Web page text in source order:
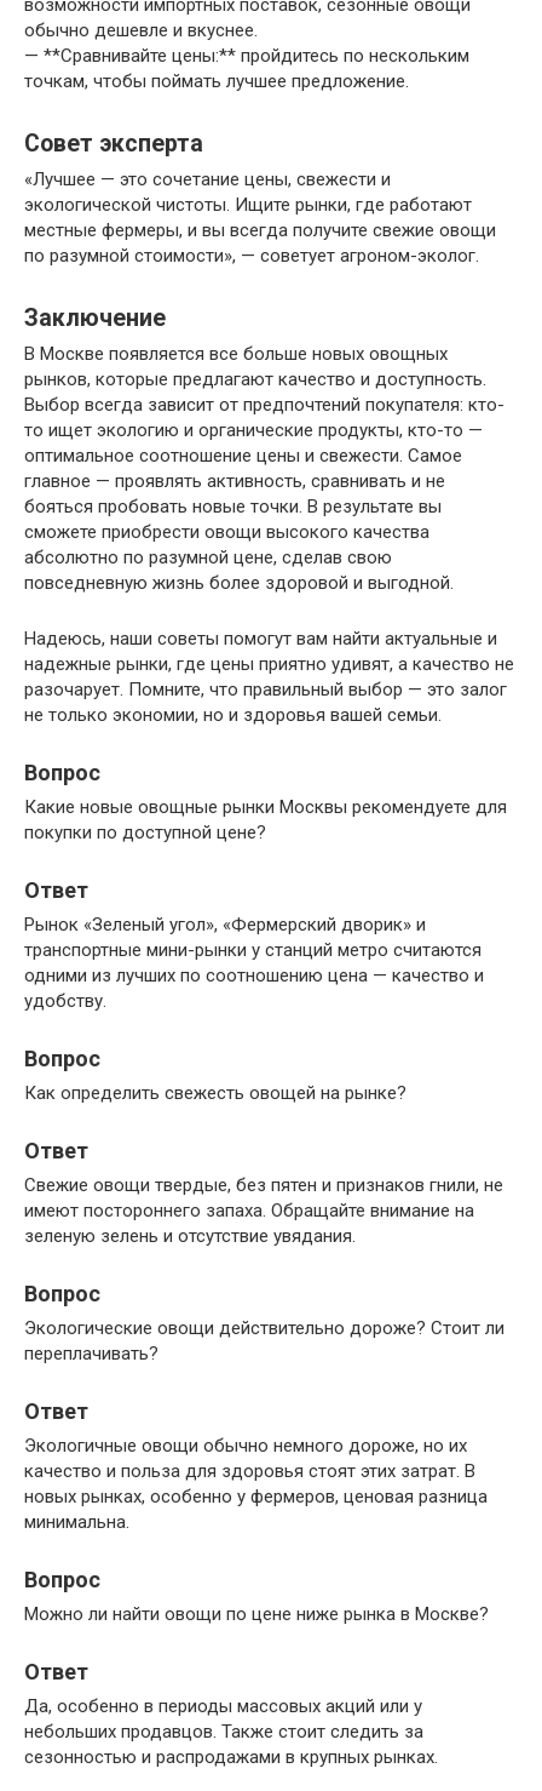
возможности импортных поставок, сезонные овощи
обычно дешевле и вкуснее.
— **Сравнивайте цены:** пройдитесь по нескольким
точкам, чтобы поймать лучшее предложение.
Совет эксперта
«Лучшее — это сочетание цены, свежести и
экологической чистоты. Ищите рынки, где работают
местные фермеры, и вы всегда получите свежие овощи
по разумной стоимости», — советует агроном-эколог.
Заключение
В Москве появляется все больше новых овощных
рынков, которые предлагают качество и доступность.
Выбор всегда зависит от предпочтений покупателя: кто-
то ищет экологию и органические продукты, кто-то —
оптимальное соотношение цены и свежести. Самое
главное — проявлять активность, сравнивать и не
бояться пробовать новые точки. В результате вы
сможете приобрести овощи высокого качества
абсолютно по разумной цене, сделав свою
повседневную жизнь более здоровой и выгодной.
Надеюсь, наши советы помогут вам найти актуальные и
надежные рынки, где цены приятно удивят, а качество не
разочарует. Помните, что правильный выбор — это залог
не только экономии, но и здоровья вашей семьи.
Вопрос
Какие новые овощные рынки Москвы рекомендуете для
покупки по доступной цене?
Ответ
Рынок «Зеленый угол», «Фермерский дворик» и
транспортные мини-рынки у станций метро считаются
одними из лучших по соотношению цена — качество и
удобству.
Вопрос
Как определить свежесть овощей на рынке?
Ответ
Свежие овощи твердые, без пятен и признаков гнили, не
имеют постороннего запаха. Обращайте внимание на
зеленую зелень и отсутствие увядания.
Вопрос
Экологические овощи действительно дороже? Стоит ли
переплачивать?
Ответ
Экологичные овощи обычно немного дороже, но их
качество и польза для здоровья стоят этих затрат. В
новых рынках, особенно у фермеров, ценовая разница
минимальна.
Вопрос
Можно ли найти овощи по цене ниже рынка в Москве?
Ответ
Да, особенно в периоды массовых акций или у
небольших продавцов. Также стоит следить за
сезонностью и распродажами в крупных рынках.